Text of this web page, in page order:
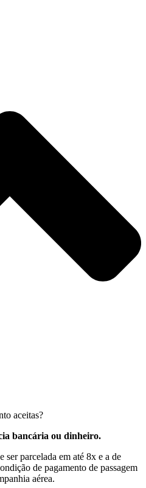
aceitas?
bancária ou dinheiro.
ser parcelada em até 8x e a de
de pagamento de passagem
aérea.